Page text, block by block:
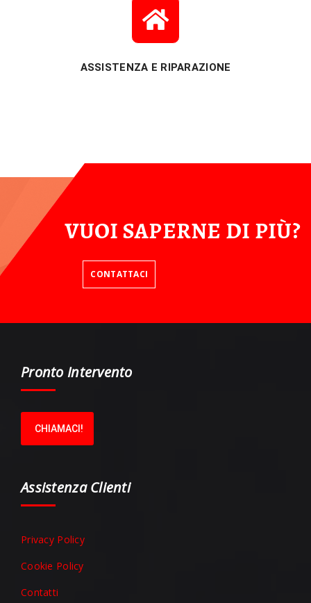
ASSISTENZA E RIPARAZIONE
VUOI SAPERNE DI PIÙ?
CONTATTACI
Pronto Intervento
CHIAMACI!
Assistenza Clienti
Privacy Policy
Cookie Policy
Contatti